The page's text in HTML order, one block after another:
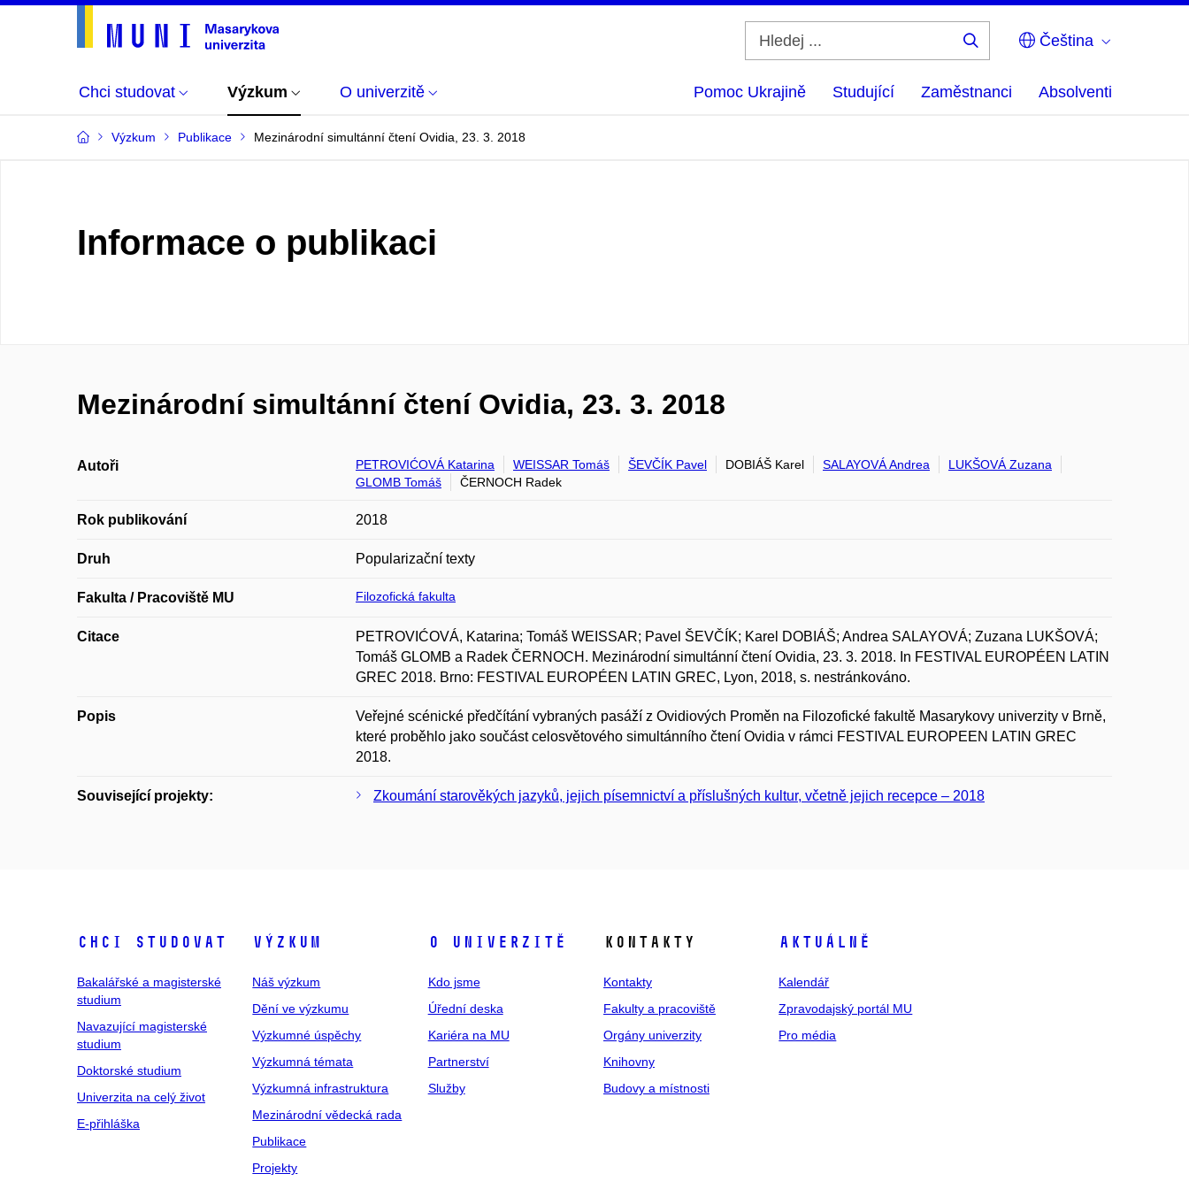
Čeština
Chci studovat Výzkum O univerzitě Pomoc Ukrajině Studující Zaměstnanci Absolventi
Výzkum Publikace Mezinárodní simultánní čtení Ovidia, 23. 3. 2018
Informace o publikaci
Mezinárodní simultánní čtení Ovidia, 23. 3. 2018
Autoři PETROVIĆOVÁ Katarina WEISSAR Tomáš ŠEVČÍK Pavel DOBIÁŠ Karel SALAYOVÁ Andrea
LUKŠOVÁ Zuzana
GLOMB Tomáš
ČERNOCH Radek
Rok publikování 2018
Druh Popularizační texty
Fakulta / Pracoviště MU Filozofická fakulta
Citace
PETROVIĆOVÁ, Katarina; Tomáš WEISSAR; Pavel ŠEVČÍK; Karel DOBIÁŠ; Andrea SALAYOVÁ; Zuzana LUKŠOVÁ;
Tomáš GLOMB a Radek ČERNOCH. Mezinárodní simultánní čtení Ovidia, 23. 3. 2018. In FESTIVAL EUROPÉEN LATIN
GREC 2018. Brno: FESTIVAL EUROPÉEN LATIN GREC, Lyon, 2018, s. nestránkováno.
Popis
Veřejné scénické předčítání vybraných pasáží z Ovidiových Proměn na Filozofické fakultě Masarykovy univerzity v Brně,
které proběhlo jako součást celosvětového simultánního čtení Ovidia v rámci FESTIVAL EUROPEEN LATIN GREC
2018.
Související projekty: Zkoumání starověkých jazyků, jejich písemnictví a příslušných kultur, včetně jejich recepce – 2018
Chci studovat
Bakalářské a magisterské
studium
Navazující magisterské
studium
Doktorské studium
Univerzita na celý život
E-přihláška
Výzkum
Náš výzkum
Dění ve výzkumu
Výzkumné úspěchy
Výzkumná témata
Výzkumná infrastruktura
Mezinárodní vědecká rada
Publikace
Projekty
O univerzitě
Kdo jsme
Úřední deska
Kariéra na MU
Partnerství
Služby
Kontakty
Kontakty
Fakulty a pracoviště
Orgány univerzity
Knihovny
Budovy a místnosti
Aktuálně
Kalendář
Zpravodajský portál MU
Pro média